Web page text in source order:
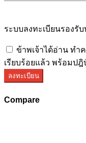
ระบบลงทะเบียนรองรั
ข้าพเจ้าได้อ่าน ทำ
เรียบร้อยแล้ว พร้อมป
ลงทะเบียน
Compare